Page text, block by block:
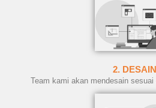
2. DESAIN
Team kami akan mendesain sesuai